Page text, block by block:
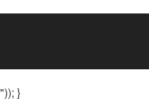
最新
")); }